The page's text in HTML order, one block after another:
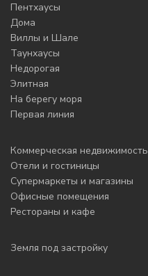
Пентхаусы
Дома
Виллы и Шале
Таунхаусы
Недорогая
Элитная
На берегу моря
Первая линия
Коммерческая недвижимость
Отели и гостиницы
Супермаркеты и магазины
Офисные помещения
Рестораны и кафе
Земля под застройку